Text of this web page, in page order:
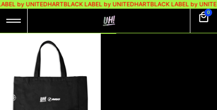
by UNITEDHARTBLACK LABEL by UNITEDHARTBLACK LABEL by
0
UH! X JAVABASS
TOTE BAG – HOME
GROWN